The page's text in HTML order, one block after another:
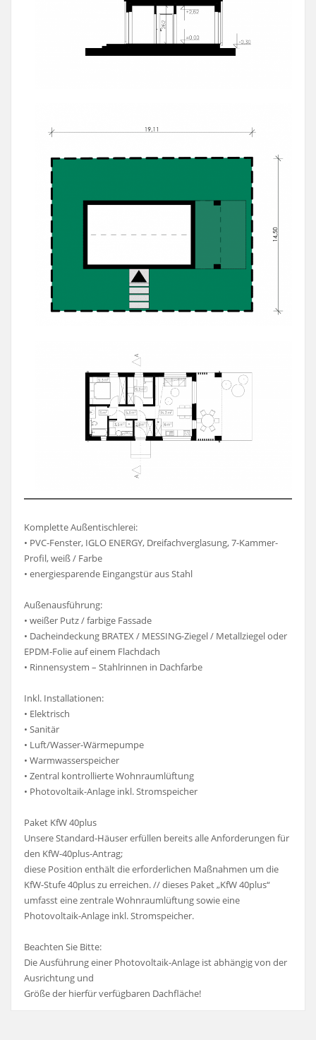
Komplette Außentischlerei:
• PVC-Fenster, IGLO ENERGY, Dreifachverglasung, 7-Kammer-
Profil, weiß / Farbe
• energiesparende Eingangstür aus Stahl
Außenausführung:
• weißer Putz / farbige Fassade
• Dacheindeckung BRATEX / MESSING-Ziegel / Metallziegel oder
EPDM-Folie auf einem Flachdach
• Rinnensystem – Stahlrinnen in Dachfarbe
Inkl. Installationen:
• Elektrisch
• Sanitär
• Luft/Wasser-Wärmepumpe
• Warmwasserspeicher
• Zentral kontrollierte Wohnraumlüftung
• Photovoltaik-Anlage inkl. Stromspeicher
Paket KfW 40plus
Unsere Standard-Häuser erfüllen bereits alle Anforderungen für
den KfW-40plus-Antrag;
diese Position enthält die erforderlichen Maßnahmen um die
KfW-Stufe 40plus zu erreichen. // dieses Paket „KfW 40plus“
umfasst eine zentrale Wohnraumlüftung sowie eine
Photovoltaik-Anlage inkl. Stromspeicher.
Beachten Sie Bitte:
Die Ausführung einer Photovoltaik-Anlage ist abhängig von der
Ausrichtung und
Größe der hierfür verfügbaren Dachfläche!